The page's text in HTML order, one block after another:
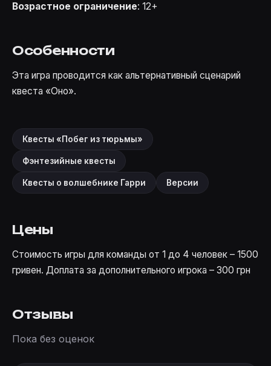
Возрастное ограничение: 12+
Особенности
Эта игра проводится как альтернативный сценарий
квеста «Оно».
Квесты «Побег из тюрьмы»
Фэнтезийные квесты
Квесты о волшебнике Гарри Версии
Цены
Стоимость игры для команды от 1 до 4 человек – 1500
гривен. Доплата за дополнительного игрока – 300 грн
Отзывы
Пока без оценок